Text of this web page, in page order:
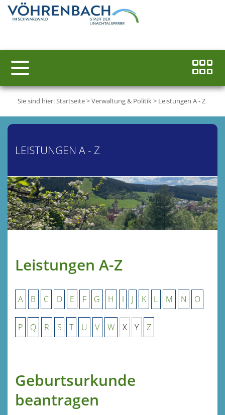
Sie sind hier:Startseite>Verwaltung & Politik> Leistungen A - Z
LEISTUNGEN A - Z
Leistungen A-Z
A B C D E F G H I J K L M N O
P Q R S T U V W X Y Z
Geburtsurkunde
beantragen